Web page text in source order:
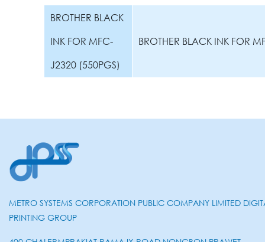
BROTHER BLACK
INK FOR MFC-
J2320 (550PGS)
BROTHER BLACK INK FOR
METRO SYSTEMS CORPORATION PUBLIC COMPANY LIMITED
PRINTING GROUP